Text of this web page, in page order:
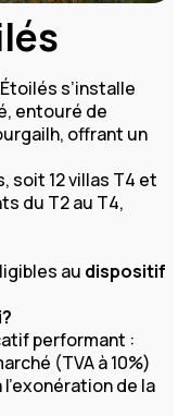
s’installe
entouré de
offrant un
soit 12 villas T4 et
du T2 au T4,
au dispositif
performant :
(TVA à 10%)
de la